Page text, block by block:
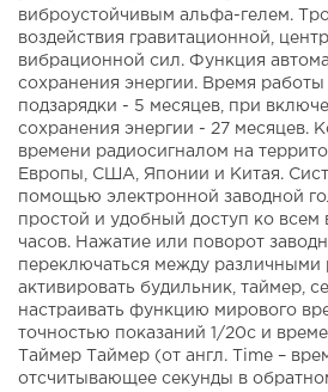
виброустойчивым альфа-гелем.
воздействия гравитационной,
вибрационной сил. Функция
сохранения энергии. Время работы
подзарядки - 5 месяцев, при
сохранения энергии - 27 месяцев.
времени радиосигналом на
Европы, США, Японии и Китая.
помощью электронной заводной
простой и удобный доступ ко
часов. Нажатие или поворот
переключаться между
активировать будильник, таймер,
настраивать функцию мирового
точностью показаний 1/20с и
Таймер Таймер (от англ. Time –
отсчитывающее секунды в